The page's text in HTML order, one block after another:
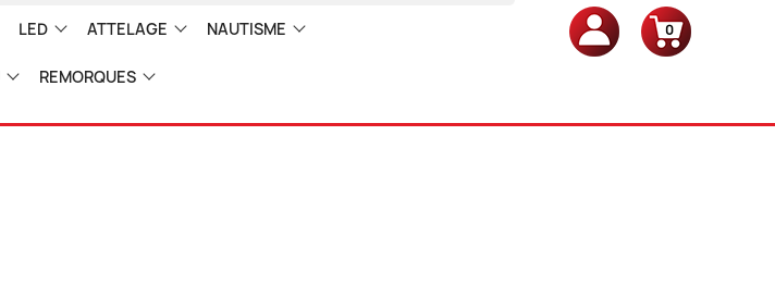
LED ATTELAGE NAUTISME
REMORQUES
0